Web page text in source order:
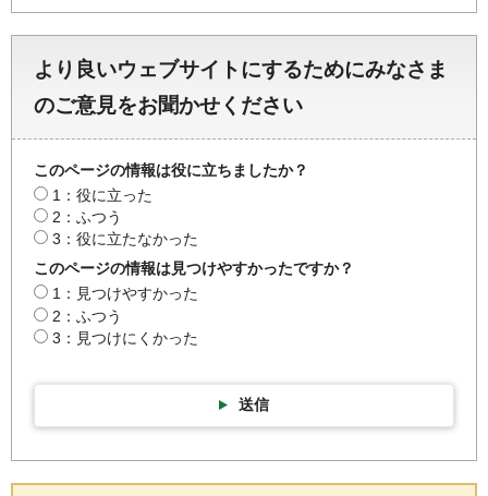
より良いウェブサイトにするためにみなさま
のご意見をお聞かせください
このページの情報は役に立ちましたか？
1：役に立った
2：ふつう
3：役に立たなかった
このページの情報は見つけやすかったですか？
1：見つけやすかった
2：ふつう
3：見つけにくかった
送信